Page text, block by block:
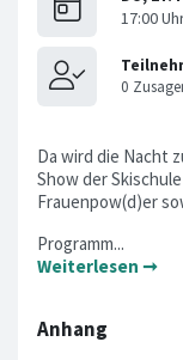
Da wird die Nacht
Show der
Frauenpow(d)er
Programm...
Weiterlesen ➞